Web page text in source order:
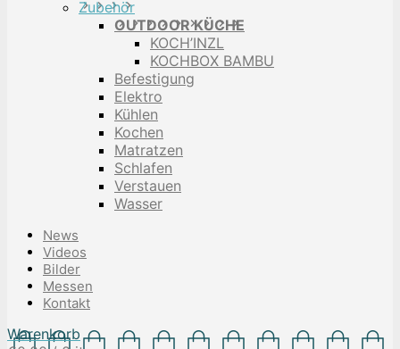
Zubehör
OUTDOOR KÜCHE
KOCH’INZL
KOCHBOX BAMBU
Befestigung
Elektro
Kühlen
Kochen
Matratzen
Schlafen
Verstauen
Wasser
News
Videos
Bilder
Messen
Kontakt
Warenkorb